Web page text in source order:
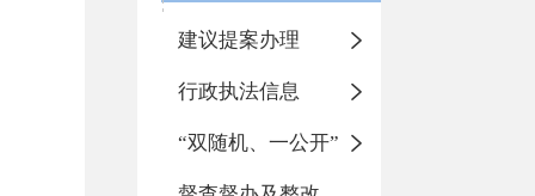
建议提案办理
行政执法信息
“双随机、一公开”